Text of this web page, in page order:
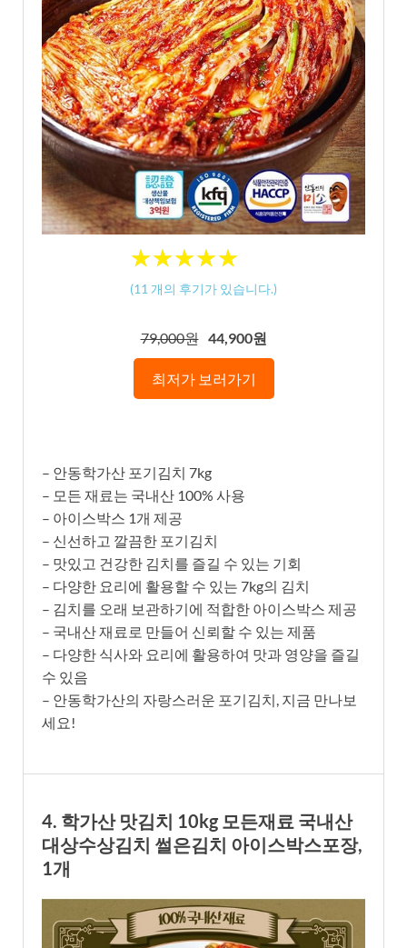
★★★★★
★★★★★
(11 개의 후기가 있습니다.)
79,000원 44,900원
최저가 보러가기
– 안동학가산 포기김치 7kg
– 모든 재료는 국내산 100% 사용
– 아이스박스 1개 제공
– 신선하고 깔끔한 포기김치
– 맛있고 건강한 김치를 즐길 수 있는 기회
– 다양한 요리에 활용할 수 있는 7kg의 김치
– 김치를 오래 보관하기에 적합한 아이스박스 제공
– 국내산 재료로 만들어 신뢰할 수 있는 제품
– 다양한 식사와 요리에 활용하여 맛과 영양을 즐길
수 있음
– 안동학가산의 자랑스러운 포기김치, 지금 만나보
세요!
4. 학가산 맛김치 10kg 모든재료 국내산
대상수상김치 썰은김치 아이스박스포장,
1개